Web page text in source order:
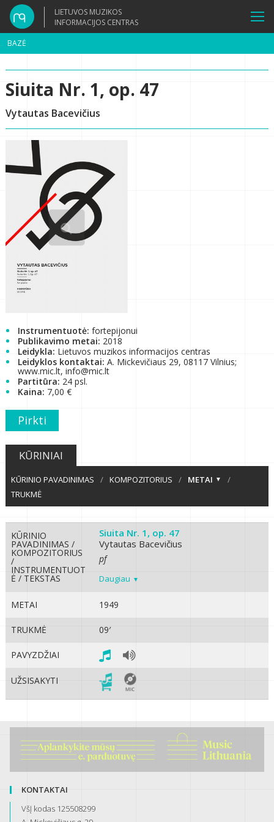
LIETUVOS MUZIKOS
INFORMACIJOS CENTRAS
BAZĖ
Siuita Nr. 1, op. 47
Vytautas Bacevičius
Instrumentuotė: fortepijonui
Publikavimo metai: 2018
Leidykla: Lietuvos muzikos informacijos centras
Leidyklos kontaktai: A. Mickevičiaus 29, 08117 Vilnius;
www.mic.lt, info@mic.lt
Partitūra: 24 psl.
Kaina: 7,00 €
Pirkti
KŪRINIAI
KŪRINIO PAVADINIMAS / KOMPOZITORIUS / METAI
/
TRUKMĖ
KŪRINIO
PAVADINIMAS /
KOMPOZITORIUS
/
INSTRUMENTUOT
Ė / TEKSTAS
Siuita Nr. 1, op. 47
Vytautas Bacevičius
pf
Daugiau
METAI 1949
TRUKMĖ 09′
PAVYZDŽIAI
UŽSISAKYTI
KONTAKTAI
VšĮ kodas 125508299